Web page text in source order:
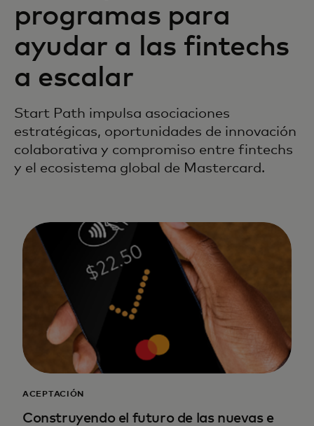
programas para
ayudar a las fintechs
a escalar
Start Path impulsa asociaciones
estratégicas, oportunidades de innovación
colaborativa y compromiso entre fintechs
y el ecosistema global de Mastercard.
ACEPTACIÓN
Construyendo el futuro de las nuevas e